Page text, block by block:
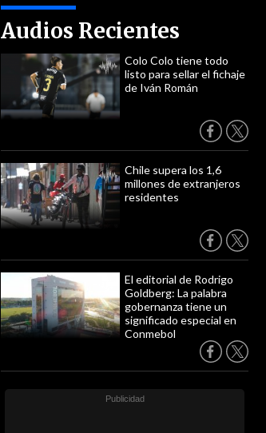
Audios Recientes
Colo Colo tiene todo
listo para sellar el fichaje
de Iván Román
Chile supera los 1,6
millones de extranjeros
residentes
El editorial de Rodrigo
Goldberg: La palabra
gobernanza tiene un
significado especial en
Conmebol